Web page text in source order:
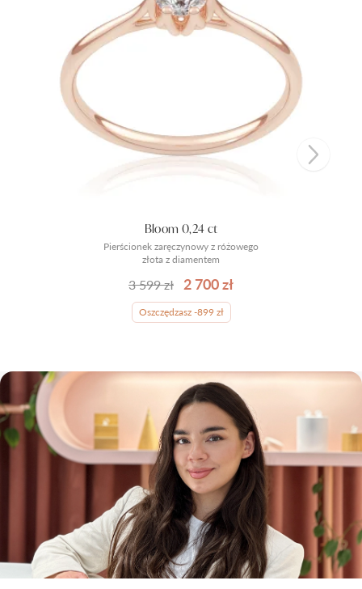
Pierścionek zaręczynowy z różowego
złota z diamentem
Bloom 0,24 ct
3 599 zł 2 700 zł
Oszczędzasz -899 zł